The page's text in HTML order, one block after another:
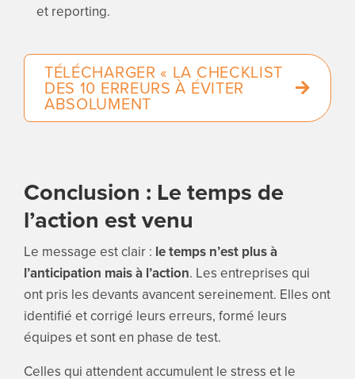
et reporting.
TÉLÉCHARGER « LA CHECKLIST
DES 10 ERREURS À ÉVITER
ABSOLUMENT
Conclusion : Le temps de
l’action est venu
Le message est clair : le temps n’est plus à
l’anticipation mais à l’action. Les entreprises qui
ont pris les devants avancent sereinement. Elles ont
identifié et corrigé leurs erreurs, formé leurs
équipes et sont en phase de test.
Celles qui attendent accumulent le stress et le